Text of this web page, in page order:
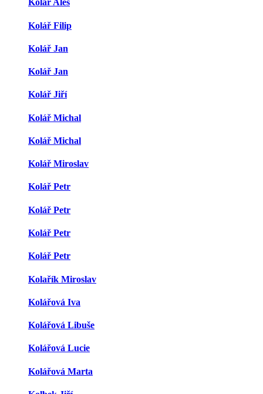
Kolář Aleš
Kolář Filip
Kolář Jan
Kolář Jan
Kolář Jiří
Kolář Michal
Kolář Michal
Kolář Miroslav
Kolář Petr
Kolář Petr
Kolář Petr
Kolář Petr
Kolařík Miroslav
Kolářová Iva
Kolářová Libuše
Kolářová Lucie
Kolářová Marta